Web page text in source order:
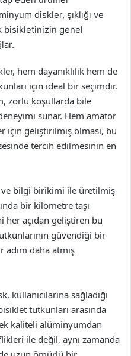
diskler, şıklığı ve
bisikletinizin genel
hem dayanıklılık hem de
için ideal bir seçimdir.
zorlu koşullarda bile
sunar. Hem amatör
için geliştirilmiş olması, bu
tercih edilmesinin en
ve bilgi birikimi ile üretilmiş
bir kilometre taşı
her açıdan geliştiren bu
güvendiği bir
daha atmış
sağladığı
tutkunları arasında
kaliteli alüminyumdan
ile değil, aynı zamanda